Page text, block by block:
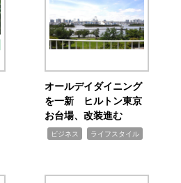
オールデイダイニング
を一新 ヒルトン東京
お台場、改装進む
ビジネス ライフスタイル